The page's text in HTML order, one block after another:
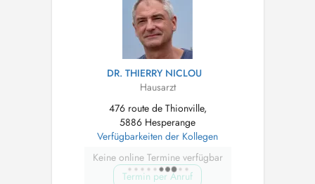
DR. THIERRY NICLOU
Hausarzt
476 route de Thionville,
5886 Hesperange
Verfügbarkeiten der Kollegen
Keine online Termine verfügbar
Termin per Anruf